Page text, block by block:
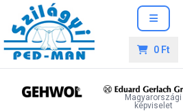
0 Ft
Magyarországi
képviselet